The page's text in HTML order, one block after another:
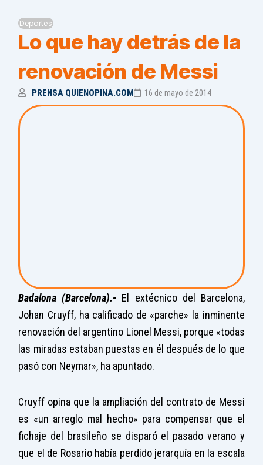
Deportes
Lo que hay detrás de la
renovación de Messi
PRENSA QUIENOPINA.COM 16 de mayo de 2014
Badalona (Barcelona).- El extécnico del Barcelona,
Johan Cruyff, ha calificado de «parche» la inminente
renovación del argentino Lionel Messi, porque «todas
las miradas estaban puestas en él después de lo que
pasó con Neymar», ha apuntado.
Cruyff opina que la ampliación del contrato de Messi
es «un arreglo mal hecho» para compensar que el
fichaje del brasileño se disparó el pasado verano y
que el de Rosario había perdido jerarquía en la escala